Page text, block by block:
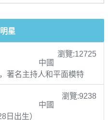
星
瀏覽:12725
中國
著名主持人和平面模特
瀏覽:9238
中國
日出生）